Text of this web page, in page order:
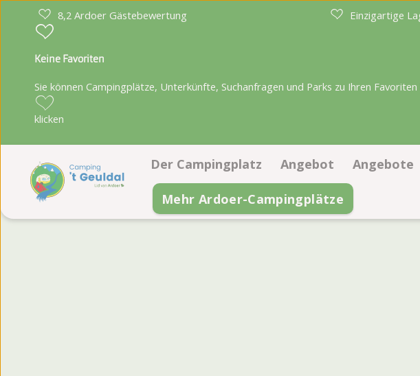
8,2 Ardoer Gästebewertung Einzigartige
Keine Favoriten
Sie können Campingplätze, Unterkünfte, Suchanfragen und Parks zu Ihren
klicken
Der Campingplatz
Einrichtungen
Angebot
Stellplätze
Angebote
Mehr Ardoer-Campingplätze